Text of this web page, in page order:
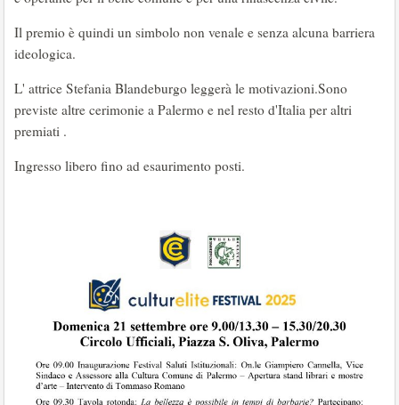
Il premio è quindi un simbolo non venale e senza alcuna barriera
ideologica.
L' attrice Stefania Blandeburgo leggerà le motivazioni.Sono
previste altre cerimonie a Palermo e nel resto d'Italia per altri
premiati .
Ingresso libero fino ad esaurimento posti.